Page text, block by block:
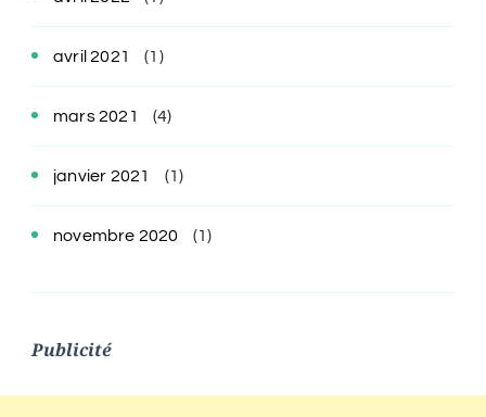
avril 2021 (1)
mars 2021 (4)
janvier 2021 (1)
novembre 2020 (1)
Publicité